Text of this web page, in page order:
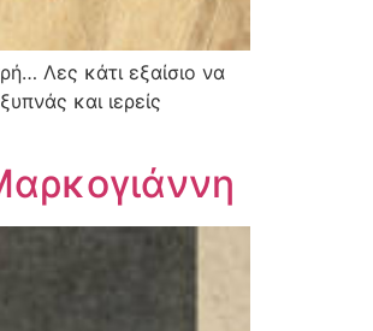
Λες κάτι εξαίσιο να
και ιερείς